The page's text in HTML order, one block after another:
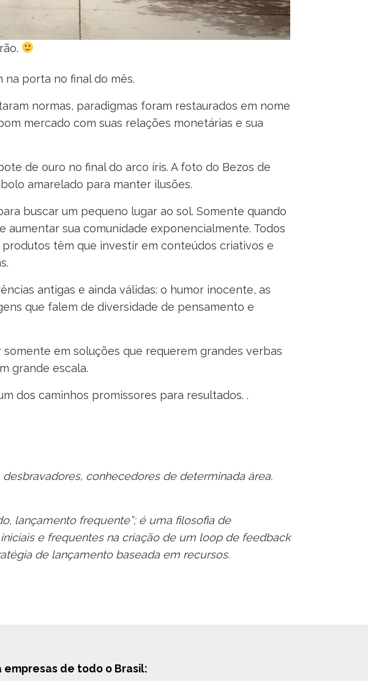
porta no final do mês.
normas, paradigmas foram restaurados em nome
mercado com suas relações monetárias e sua
de ouro no final do arco íris. A foto do Bezos de
amarelado para manter ilusões.
buscar um pequeno lugar ao sol. Somente quando
sua comunidade exponencialmente. Todos
têm que investir em conteúdos criativos e
antigas e ainda válidas: o humor inocente, as
que falem de diversidade de pensamento e
em soluções que requerem grandes verbas
grande escala.
dos caminhos promissores para resultados. .
conhecedores de determinada área.
lançamento frequente”; é uma filosofia de
e frequentes na criação de um loop de feedback
de lançamento baseada em recursos.
de todo o Brasil: